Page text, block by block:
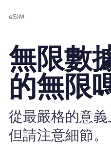
關於eSIM
為什麼選擇Nomad eSIM
eSIM
無限數
的無限
從最嚴格的意義
但請注意細節。